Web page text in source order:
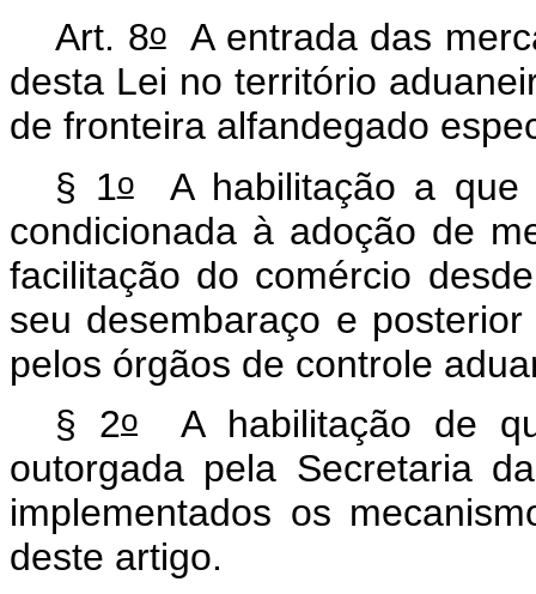
Art. 8oA entrada das
desta Lei no território
de fronteira alfandegado
§ 1oA habilitação a que
condicionada à adoção de
facilitação do comércio
seu desembaraço e
pelos órgãos de controle
§ 2oA habilitação de
outorgada pela Secretaria
implementados os
deste artigo.